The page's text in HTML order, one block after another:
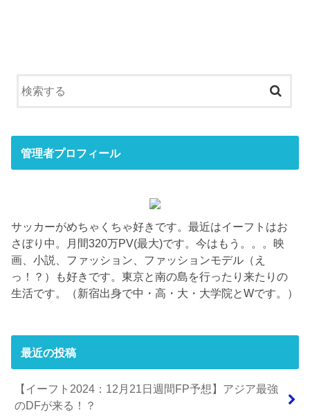
管理者プロフィール
サッカーがめちゃくちゃ好きです。最近はイーフトはお
さぼり中。月間320万PV(最大)です。今はもう。。。映
画、小説、ファッション、ファッションモデル（え
っ！？）も好きです。東京と南の島を行ったり来たりの
生活です。（新宿出身で中・高・大・大学院とWです。）
最近の投稿
【イーフト2024：12月21日週間FP予想】アジア最強
のDFが来る！？